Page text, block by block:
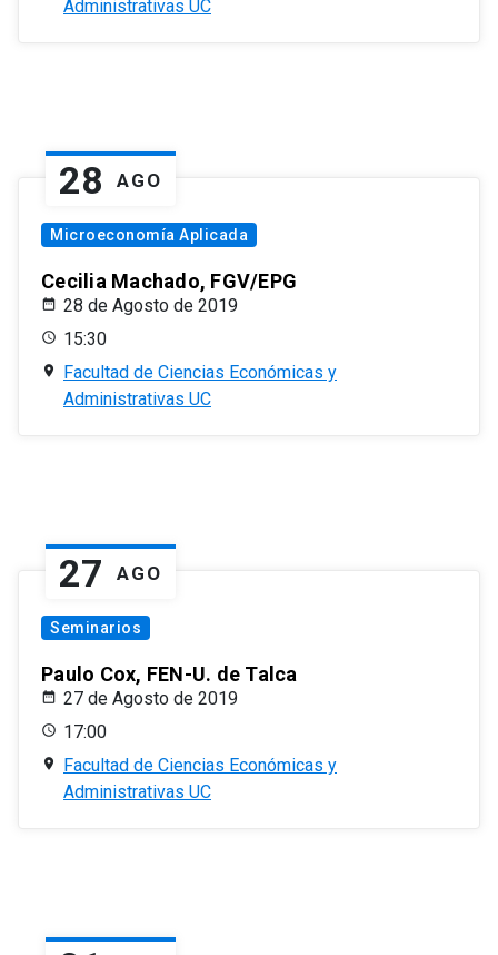
Administrativas UC
28 AGO
Microeconomía Aplicada
Cecilia Machado, FGV/EPG
28 de Agosto de 2019
15:30
Facultad de Ciencias Económicas y
Administrativas UC
27 AGO
Seminarios
Paulo Cox, FEN-U. de Talca
27 de Agosto de 2019
17:00
Facultad de Ciencias Económicas y
Administrativas UC